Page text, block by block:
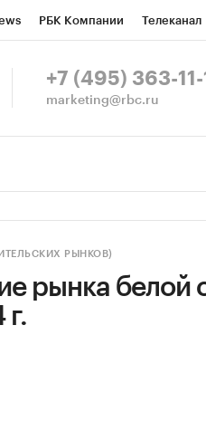
РБК Компании Телеканал
СПб Спецпроекты
+7 (495) 363-11-
marketing@rbc.ru
РЫНКОВ)
рынка белой